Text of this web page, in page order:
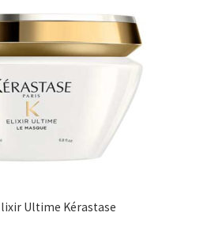
Ultime Kérastase